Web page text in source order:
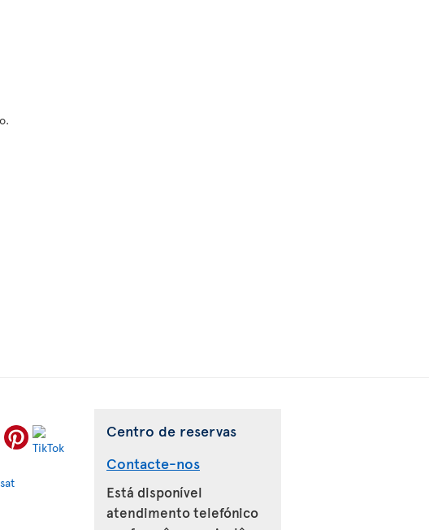
Centro de reservas
Contacte-nos
Está disponível
atendimento telefónico